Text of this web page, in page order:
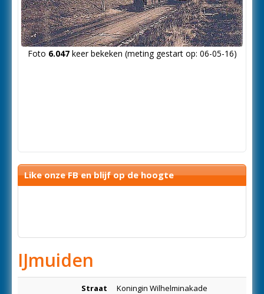
Foto 6.047keer bekeken (meting gestart op: 06-05-16)
Like onze FB en blijf op de hoogte
IJmuiden
Straat Koningin Wilhelminakade